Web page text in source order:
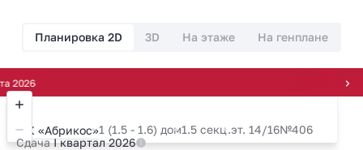
Планировка 2D 3D На этаже На генплане
ЖК «Абрикос»1 (1.5 - 1.6) дом1.5 секц.эт. 14/16№406
СдачаI квартал 2026